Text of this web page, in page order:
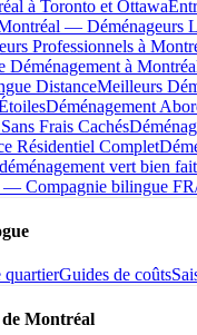
à Toronto et Ottawa
— Déménageurs
Professionnels à
Déménagement à
DistanceMeilleurs
Déménagement
Frais Cachés
Résidentiel Complet
vert bien fait
— Compagnie bilingue
quartierGuides de coûts
Montréal